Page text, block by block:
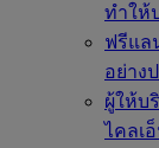
ทำให้
ฟรีแล
อย่าง
ผู้ให้บ
ไคลเ